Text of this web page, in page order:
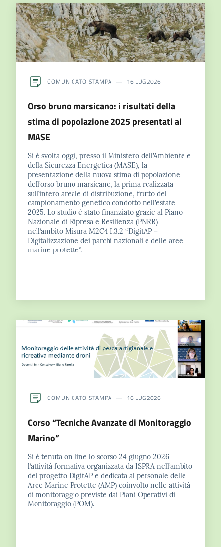
risorse
Citizen
Progetti
Educazione
formazione
ambientale
Eventi
notizie
DigitAP
Monitoraggio
Scrivici
Seguici
COMUNICATO STAMPA 16 LUG 2026
Orso bruno marsicano: i risultati della
stima di popolazione 2025 presentati al
MASE
Si è svolta oggi, presso il Ministero dell’Ambiente e
della Sicurezza Energetica (MASE), la
presentazione della nuova stima di popolazione
dell’orso bruno marsicano, la prima realizzata
sull’intero areale di distribuzione, frutto del
campionamento genetico condotto nell’estate
2025. Lo studio è stato finanziato grazie al Piano
Nazionale di Ripresa e Resilienza (PNRR)
nell’ambito Misura M2C4 I.3.2 “DigitAP –
Digitalizzazione dei parchi nazionali e delle aree
marine protette”.
COMUNICATO STAMPA 16 LUG 2026
Corso “Tecniche Avanzate di Monitoraggio
Marino”
Si è tenuta on line lo scorso 24 giugno 2026
l’attività formativa organizzata da ISPRA nell’ambito
del progetto DigitAP e dedicata al personale delle
Aree Marine Protette (AMP) coinvolto nelle attività
di monitoraggio previste dai Piani Operativi di
Monitoraggio (POM).